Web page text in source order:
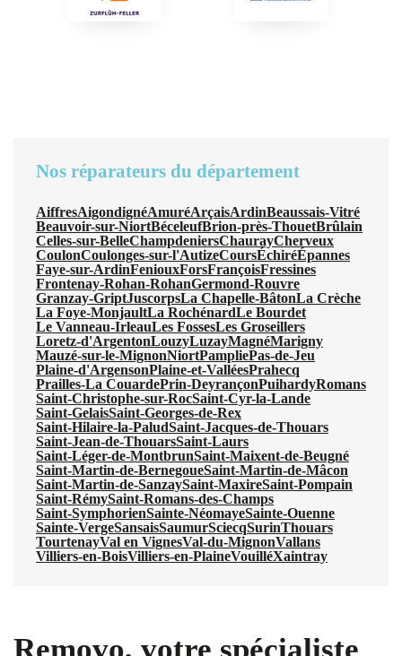
Nos réparateurs du département
AiffresAigondignéAmuréArçaisArdinBeaussais-Vitré
Beauvoir-sur-NiortBéceleufBrion-près-ThouetBrûlain
Celles-sur-BelleChampdeniersChaurayCherveux
CoulonCoulonges-sur-l'AutizeCoursÉchiréÉpannes
Faye-sur-ArdinFeniouxForsFrançoisFressines
Frontenay-Rohan-RohanGermond-Rouvre
Granzay-GriptJuscorpsLa Chapelle-BâtonLa Crèche
La Foye-MonjaultLa RochénardLe Bourdet
Le Vanneau-IrleauLes FossesLes Groseillers
Loretz-d'ArgentonLouzyLuzayMagnéMarigny
Mauzé-sur-le-MignonNiortPampliePas-de-Jeu
Plaine-d'ArgensonPlaine-et-ValléesPrahecq
Prailles-La CouardePrin-DeyrançonPuihardyRomans
Saint-Christophe-sur-RocSaint-Cyr-la-Lande
Saint-GelaisSaint-Georges-de-Rex
Saint-Hilaire-la-PaludSaint-Jacques-de-Thouars
Saint-Jean-de-ThouarsSaint-Laurs
Saint-Léger-de-MontbrunSaint-Maixent-de-Beugné
Saint-Martin-de-BernegoueSaint-Martin-de-Mâcon
Saint-Martin-de-SanzaySaint-MaxireSaint-Pompain
Saint-RémySaint-Romans-des-Champs
Saint-SymphorienSainte-NéomayeSainte-Ouenne
Sainte-VergeSansaisSaumurSciecqSurinThouars
TourtenayVal en VignesVal-du-MignonVallans
Villiers-en-BoisVilliers-en-PlaineVouilléXaintray